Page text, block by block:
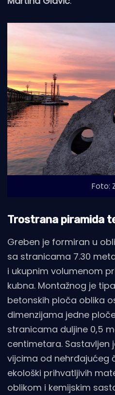
Foto:
Trostrana piramida
Greben je formiran u
sa stranicama 7.30
i ukupnim volumenom
kubna. Montažnog je
betonskih ploča oblika
dimenzijama jedne
stranicama duljine 0,5
centimetara. Sastavljen
vijcima od nehrđajućeg
ekološki prihvatljivih
oblikom i kemijskim